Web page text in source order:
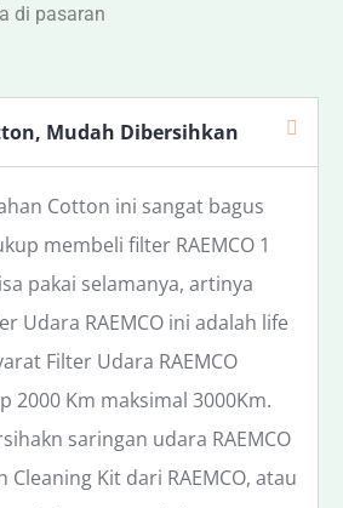
di pasaran
Mudah Dibersihkan
Cotton ini sangat bagus
membeli filter RAEMCO 1
pakai selamanya, artinya
Udara RAEMCO ini adalah life
Filter Udara RAEMCO
2000 Km maksimal 3000Km.
saringan udara RAEMCO
Cleaning Kit dari RAEMCO, atau